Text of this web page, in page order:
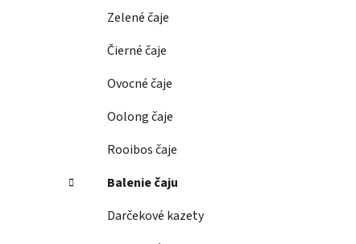
Zelené čaje
Čierné čaje
Ovocné čaje
Oolong čaje
Rooibos čaje
Balenie čaju
Darčekové kazety